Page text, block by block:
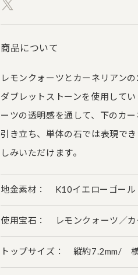
商品について
レモンクォーツとカーネリアン
ダブレットストーンを使用して
ーツの透明感を通して、下のカ
引き立ち、単体の石では表現で
しみいただけます。
地金素材： K10イエローゴール
使用宝石： レモンクォーツ／カ
トップサイズ： 縦約7.2mm/